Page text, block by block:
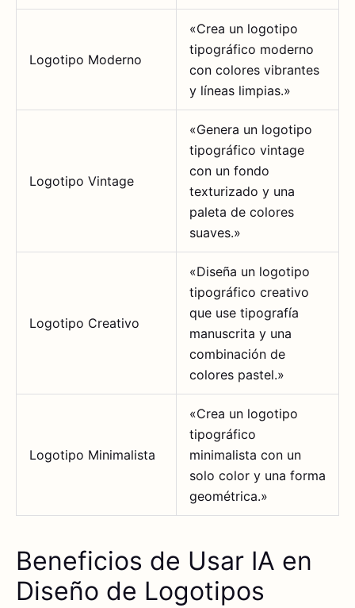
Logotipo Moderno
«Crea un logotipo
tipográfico moderno
con colores vibrantes
y líneas limpias.»
Logotipo Vintage
«Genera un logotipo
tipográfico vintage
con un fondo
texturizado y una
paleta de colores
suaves.»
Logotipo Creativo
«Diseña un logotipo
tipográfico creativo
que use tipografía
manuscrita y una
combinación de
colores pastel.»
Logotipo Minimalista
«Crea un logotipo
tipográfico
minimalista con un
solo color y una forma
geométrica.»
Beneficios de Usar IA en
Diseño de Logotipos